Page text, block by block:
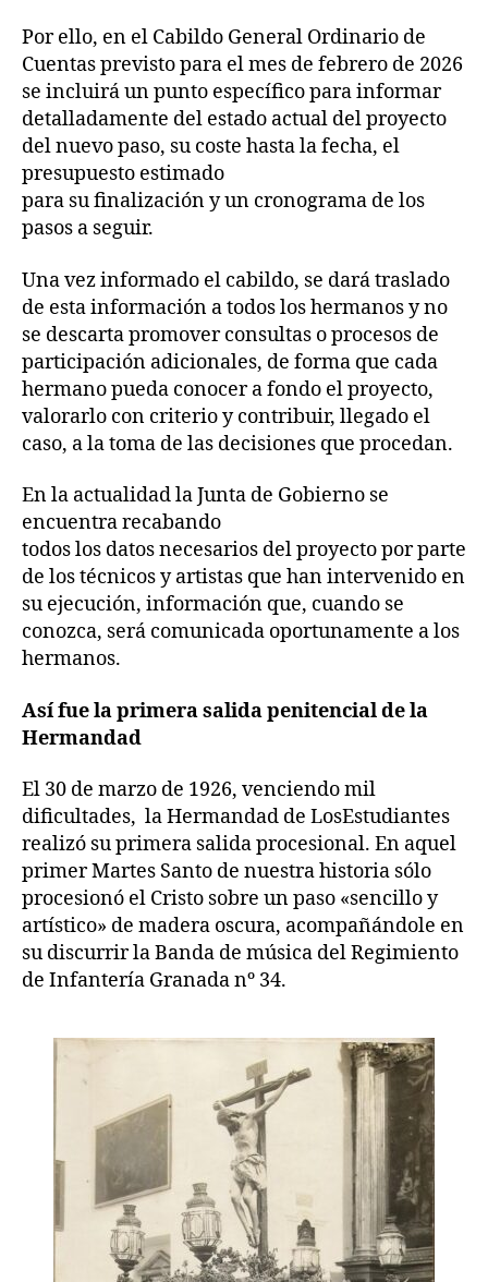
Por ello, en el Cabildo General Ordinario de
Cuentas previsto para el mes de febrero de 2026
se incluirá un punto específico para informar
detalladamente del estado actual del proyecto
del nuevo paso, su coste hasta la fecha, el
presupuesto estimado
para su finalización y un cronograma de los
pasos a seguir.
Una vez informado el cabildo, se dará traslado
de esta información a todos los hermanos y no
se descarta promover consultas o procesos de
participación adicionales, de forma que cada
hermano pueda conocer a fondo el proyecto,
valorarlo con criterio y contribuir, llegado el
caso, a la toma de las decisiones que procedan.
En la actualidad la Junta de Gobierno se
encuentra recabando
todos los datos necesarios del proyecto por parte
de los técnicos y artistas que han intervenido en
su ejecución, información que, cuando se
conozca, será comunicada oportunamente a los
hermanos.
Así fue la primera salida penitencial de la
Hermandad
El 30 de marzo de 1926, venciendo mil
dificultades, la Hermandad de LosEstudiantes
realizó su primera salida procesional. En aquel
primer Martes Santo de nuestra historia sólo
procesionó el Cristo sobre un paso «sencillo y
artístico» de madera oscura, acompañándole en
su discurrir la Banda de música del Regimiento
de Infantería Granada nº 34.